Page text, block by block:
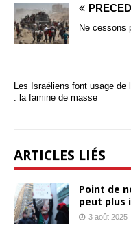
Ne cessons
Les Israéliens font usage de
: la famine de masse
ARTICLES LIÉS
Point de
peut plus
3 août 2025